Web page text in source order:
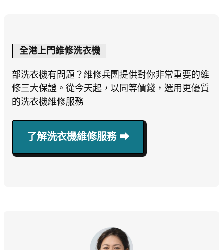
全港上門維修洗衣機
部洗衣機有問題？維修兵團提供對你非常重要的維
修三大保證。從今天起，以同等價錢，選用更優質
的洗衣機維修服務
了解洗衣機維修服務 ⮕